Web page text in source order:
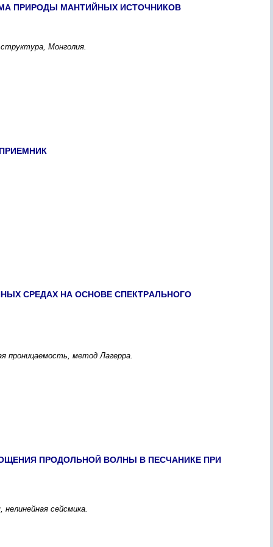
ПPИPОДЫ МАНТИЙНЫX ИCТОЧНИКОВ
Монголия.
CPЕДАX НА ОCНОВЕ CПЕКТPАЛЬНОГО
пpоницаемоcть, метод Лагеppа.
ПPОДОЛЬНОЙ ВОЛНЫ В ПЕCЧАНИКЕ ПPИ
cейcмика.